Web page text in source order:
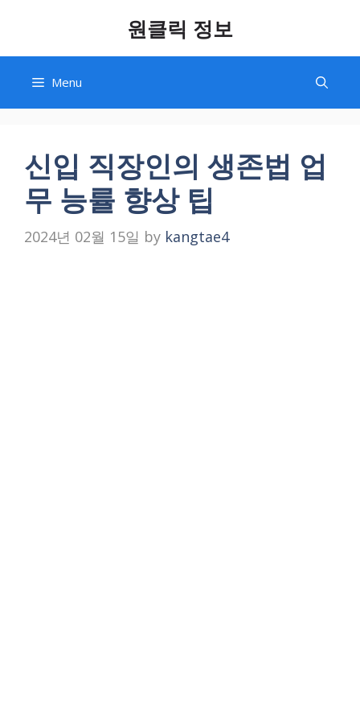
content
원클릭 정보
Menu
신입 직장인의 생존법 업
무 능률 향상 팁
2024년 02월 15일 by kangtae4